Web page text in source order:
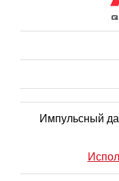
Импульсный